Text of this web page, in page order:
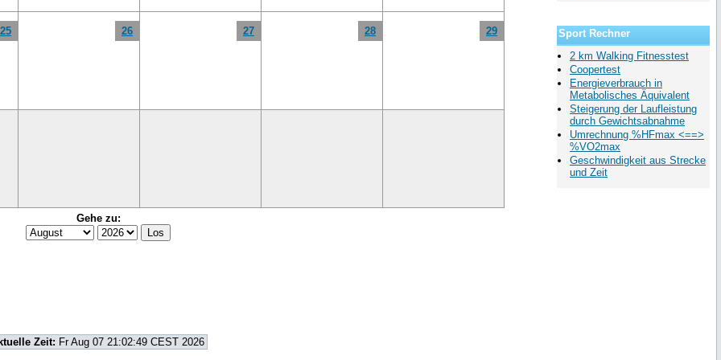
25 26 27 28 29
Gehe zu:
Zeit: Fr Aug 07 21:02:49 CEST 2026
Sport Rechner
2 km Walking Fitnesstest
Coopertest
Energieverbrauch in
Metabolisches Äquivalent
Steigerung der Laufleistung
durch Gewichtsabnahme
Umrechnung %HFmax <==>
%VO2max
Geschwindigkeit aus Strecke
und Zeit